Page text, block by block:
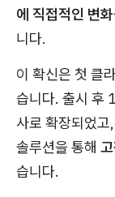
에 직접적인 변
니다.
이 확신은 첫 클
습니다. 출시 후
사로 확장되었
솔루션을 통해
습니다.